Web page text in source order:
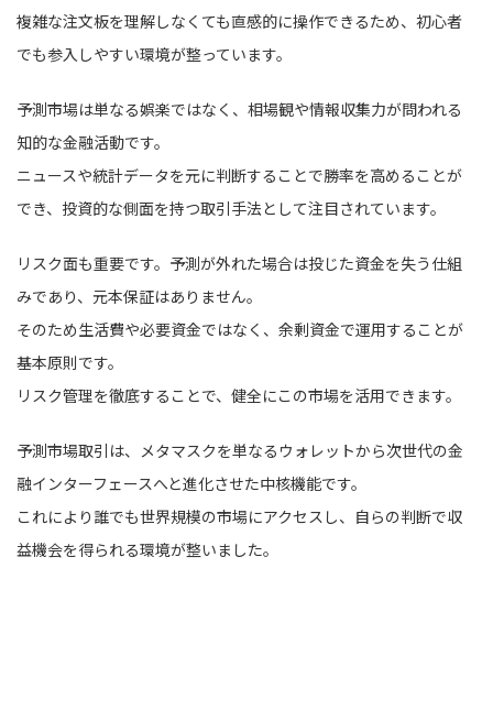
複雑な注文板を理解しなくても直感的に操作できるため、初心者
でも参入しやすい環境が整っています。
予測市場は単なる娯楽ではなく、相場観や情報収集力が問われる
知的な金融活動です。
ニュースや統計データを元に判断することで勝率を高めることが
でき、投資的な側面を持つ取引手法として注目されています。
リスク面も重要です。予測が外れた場合は投じた資金を失う仕組
みであり、元本保証はありません。
そのため生活費や必要資金ではなく、余剰資金で運用することが
基本原則です。
リスク管理を徹底することで、健全にこの市場を活用できます。
予測市場取引は、メタマスクを単なるウォレットから次世代の金
融インターフェースへと進化させた中核機能です。
これにより誰でも世界規模の市場にアクセスし、自らの判断で収
益機会を得られる環境が整いました。